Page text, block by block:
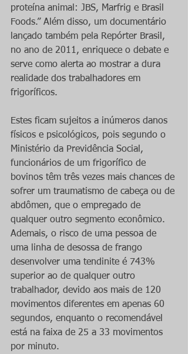
proteína animal: JBS, Marfrig e Brasil
Foods.” Além disso, um documentário
lançado também pela Repórter Brasil,
no ano de 2011, enriquece o debate e
serve como alerta ao mostrar a dura
realidade dos trabalhadores em
frigoríficos.
Estes ficam sujeitos a inúmeros danos
físicos e psicológicos, pois segundo o
Ministério da Previdência Social,
funcionários de um frigorífico de
bovinos têm três vezes mais chances de
sofrer um traumatismo de cabeça ou de
abdômen, que o empregado de
qualquer outro segmento econômico.
Ademais, o risco de uma pessoa de
uma linha de desossa de frango
desenvolver uma tendinite é 743%
superior ao de qualquer outro
trabalhador, devido aos mais de 120
movimentos diferentes em apenas 60
segundos, enquanto o recomendável
está na faixa de 25 a 33 movimentos
por minuto.